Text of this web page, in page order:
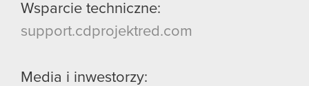
Wsparcie techniczne:
support.cdprojektred.com
Media i inwestorzy: